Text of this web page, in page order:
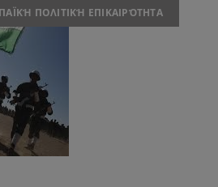
ΠΟΛΙΤΙΚΉ ΕΠΙΚΑΙΡΌΤΗΤΑ